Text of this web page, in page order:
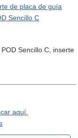
de placa de guía
Sencillo C
Sencillo C, inserte
aquí.